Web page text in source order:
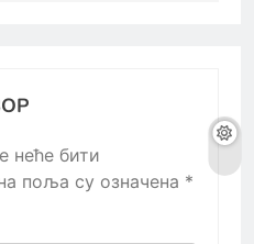
неће бити
поља су означена *